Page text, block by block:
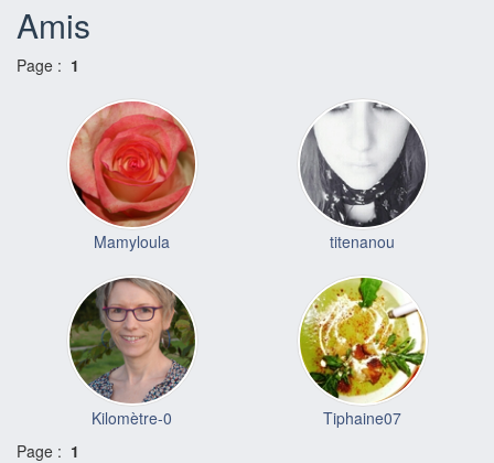
Amis
Page : 1
Mamyloula titenanou
Kilomètre-0
Tiphaine07
Page : 1